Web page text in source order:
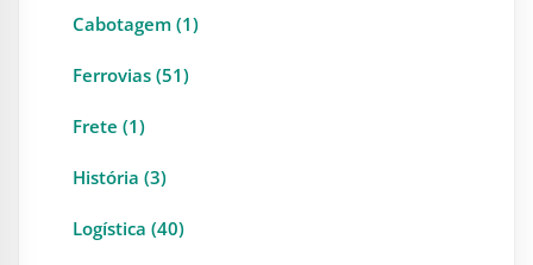
Cabotagem (1)
Ferrovias (51)
Frete (1)
História (3)
Logística (40)